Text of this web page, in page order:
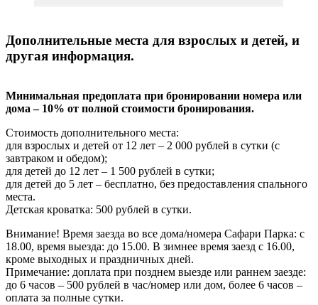
Дополнительные места для взрослых и детей, и
другая информация.
Минимальная предоплата при бронировании номера или
дома – 10% от полной стоимости бронирования.
Стоимость дополнительного места:
для взрослых и детей от 12 лет – 2 000 рублей в сутки (с
завтраком и обедом);
для детей до 12 лет – 1 500 рублей в сутки;
для детей до 5 лет – бесплатно, без предоставления спального
места.
Детская кроватка: 500 рублей в сутки.
Внимание! Время заезда во все дома/номера Сафари Парка: с
18.00, время выезда: до 15.00. В зимнее время заезд с 16.00,
кроме выходных и праздничных дней.
Примечание: доплата при позднем выезде или раннем заезде:
до 6 часов – 500 рублей в час/номер или дом, более 6 часов –
оплата за полные сутки.